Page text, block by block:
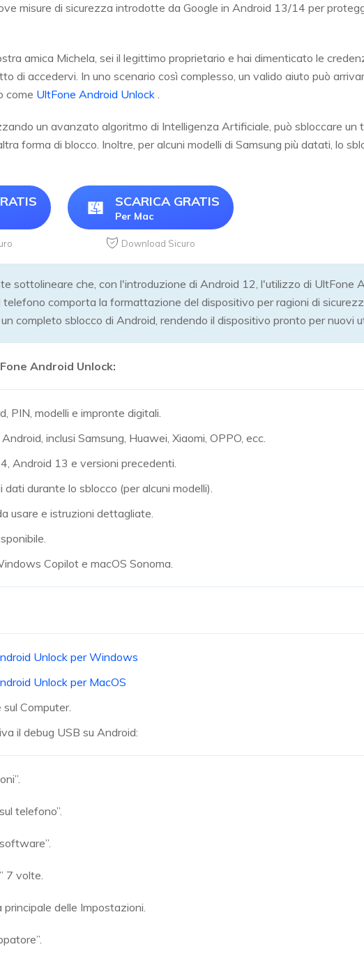
misure di sicurezza introdotte da Google in Android 13/14 per
amica Michela, sei il legittimo proprietario e hai dimenticato le
di accedervi. In uno scenario così complesso, un valido aiuto può
come UltFone Android Unlock .
un avanzato algoritmo di Intelligenza Artificiale, può sbloccare un
forma di blocco. Inoltre, per alcuni modelli di Samsung più datati, lo
SCARICA GRATIS
Per Mac
Download Sicuro
sottolineare che, con l'introduzione di Android 12, l'utilizzo di UltFone
telefono comporta la formattazione del dispositivo per ragioni di
completo sblocco di Android, rendendo il dispositivo pronto per nuovi
Android Unlock:
PIN, modelli e impronte digitali.
inclusi Samsung, Huawei, Xiaomi, OPPO, ecc.
Android 13 e versioni precedenti.
dati durante lo sblocco (per alcuni modelli).
usare e istruzioni dettagliate.
Copilot e macOS Sonoma.
Unlock per Windows
Unlock per MacOS
Computer.
il debug USB su Android:
telefono”.
7 volte.
delle Impostazioni.